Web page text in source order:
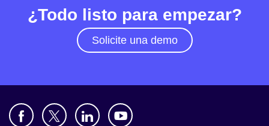
¿Todo listo para empezar?
Solicite una demo